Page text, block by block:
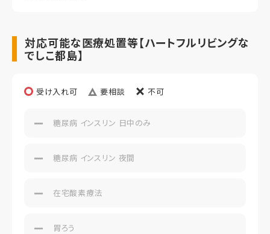
対応可能な医療処置等【ハートフルリビングな
でしこ都島】
受け入れ可 要相談 不可
糖尿病 インスリン 日中のみ
糖尿病 インスリン 夜間
在宅酸素療法
胃ろう